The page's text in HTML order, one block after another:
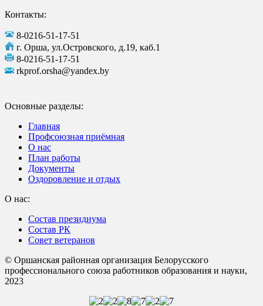
Контакты:
8-0216-51-17-51
г. Орша, ул.Островского, д.19, каб.1
8-0216-51-17-51
rkprof.orsha@yandex.by
Основные разделы:
Главная
Профсоюзная приёмная
О нас
План работы
Документы
Оздоровление и отдых
О нас:
Состав президиума
Состав РК
Совет ветеранов
© Оршанская районная организация Белорусского
профессионального союза работников образования и науки,
2023